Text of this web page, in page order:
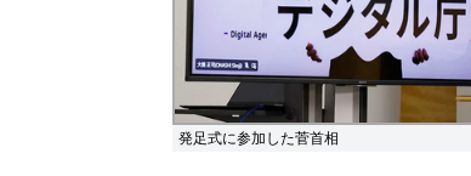
発足式に参加した菅首相